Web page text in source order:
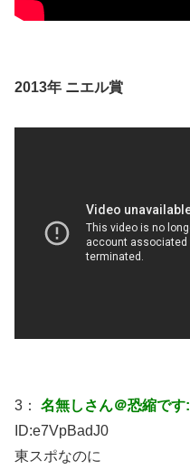
2013年 ニエル賞
3： 名無しさん＠恐縮です:
ID:e7VpBadJ0
東スポなのに